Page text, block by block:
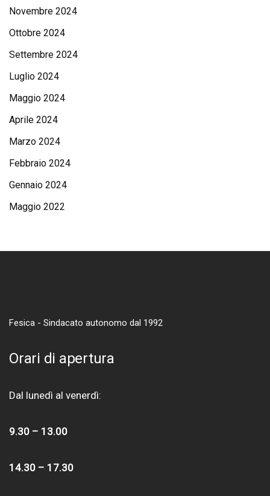
Novembre 2024
Ottobre 2024
Settembre 2024
Luglio 2024
Maggio 2024
Aprile 2024
Marzo 2024
Febbraio 2024
Gennaio 2024
Maggio 2022
Fesica - Sindacato autonomo dal 1992
Orari di apertura
Dal lunedì al venerdì:
9.30 – 13.00
14.30 – 17.30